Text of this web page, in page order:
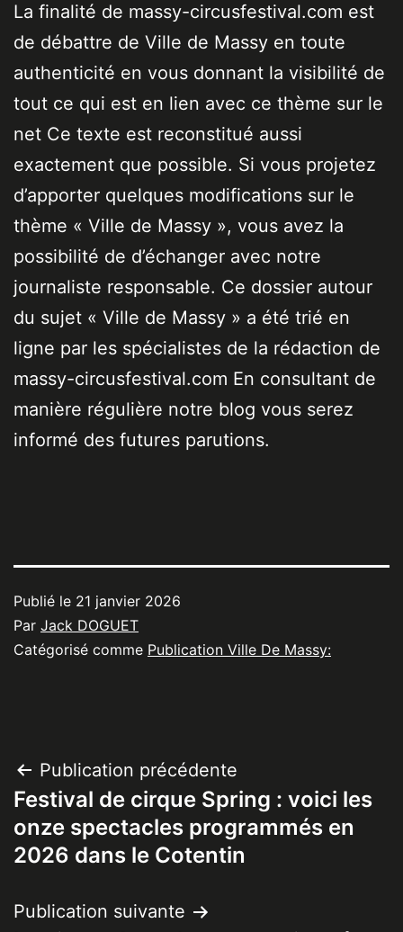
La finalité de massy-circusfestival.com est
de débattre de Ville de Massy en toute
authenticité en vous donnant la visibilité de
tout ce qui est en lien avec ce thème sur le
net Ce texte est reconstitué aussi
exactement que possible. Si vous projetez
d’apporter quelques modifications sur le
thème « Ville de Massy », vous avez la
possibilité de d’échanger avec notre
journaliste responsable. Ce dossier autour
du sujet « Ville de Massy » a été trié en
ligne par les spécialistes de la rédaction de
massy-circusfestival.com En consultant de
manière régulière notre blog vous serez
informé des futures parutions.
Publié le 21 janvier 2026
Par Jack DOGUET
Catégorisé comme Publication Ville De Massy:
Navigation
de
l’article
Publication précédente
Festival de cirque Spring : voici les
onze spectacles programmés en
2026 dans le Cotentin
Publication suivante